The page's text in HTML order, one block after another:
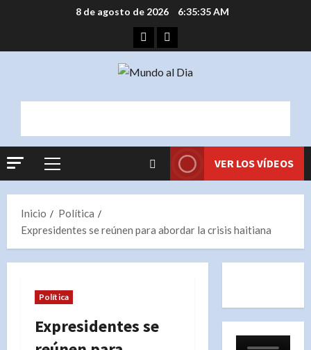
8 de agosto de 2026 6:35:35 AM
FacebookInstagram
Menú
VER LOS VÍDEOS
Inicio
Política
Expresidentes se reúnen para abordar la crisis haitiana
Política
Expresidentes se